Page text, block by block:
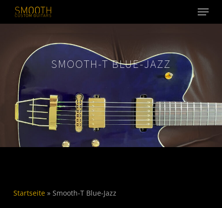
Menu
SMOOTH-T BLUE-JAZZ
Startseite» Smooth-T Blue-Jazz